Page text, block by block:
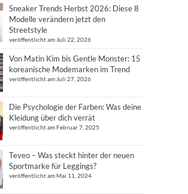
Sneaker Trends Herbst 2026: Diese 8
Modelle verändern jetzt den
Streetstyle
veröffentlicht am Juli 22, 2026
Von Matin Kim bis Gentle Monster: 15
koreanische Modemarken im Trend
veröffentlicht am Juli 27, 2026
Die Psychologie der Farben: Was deine
Kleidung über dich verrät
veröffentlicht am Februar 7, 2025
Teveo – Was steckt hinter der neuen
Sportmarke für Leggings?
veröffentlicht am Mai 11, 2024